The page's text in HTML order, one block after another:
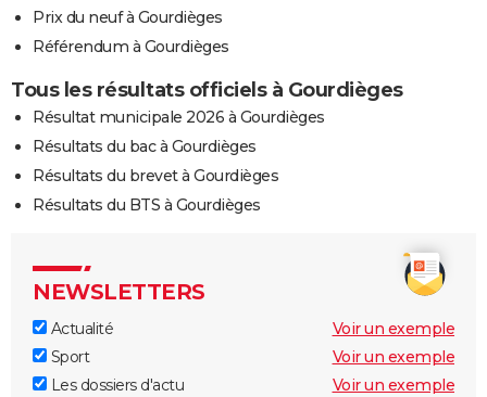
Prix du neuf à Gourdièges
Référendum à Gourdièges
Tous les résultats officiels à Gourdièges
Résultat municipale 2026 à Gourdièges
Résultats du bac à Gourdièges
Résultats du brevet à Gourdièges
Résultats du BTS à Gourdièges
NEWSLETTERS
Actualité
Voir un exemple
Sport
Voir un exemple
Les dossiers d'actu
Voir un exemple